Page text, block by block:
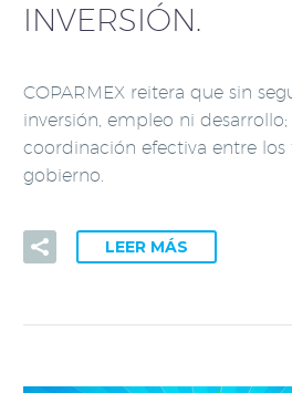
INVERSIÓN.
COPARMEX reitera que sin
inversión, empleo ni desarrollo;
coordinación efectiva entre los
gobierno.
LEER MÁS